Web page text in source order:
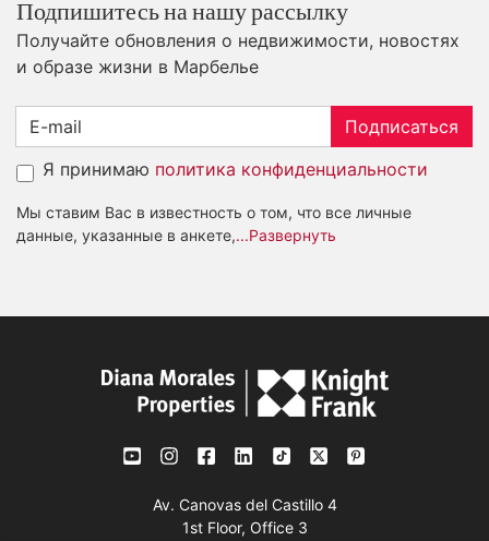
Подпишитесь на нашу рассылку
Получайте обновления о недвижимости, новостях
и образе жизни в Марбелье
Подписаться
Я принимаю политика конфиденциальности
Мы ставим Вас в известность о том, что все личные
данные, указанные в анкете,...Развернуть
Av. Canovas del Castillo 4
1st Floor, Office 3